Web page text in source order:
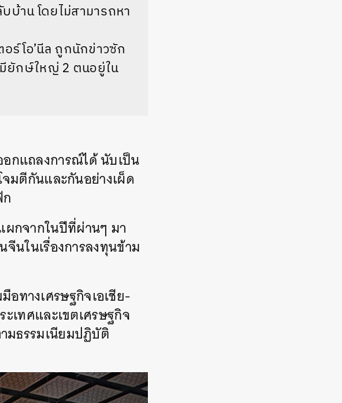
บ้าน โดยไม่สามารถหา
ร์ โอ’นีล ถูกนักข่าวซัก
มียักษ์ใหญ่ 2 ตนอยู่ใน
กแถลงการณ์ได้ นับเป็น
มตีกันและกันอย่างเผ็ด
ผกจากในปีที่ผ่านๆ มา
นในเรื่องการลงทุนข้าม
ทางเศรษฐกิจเอเชีย-
เทศและเขตเศรษฐกิจ
มธรรมเนียมปฏิบัติ